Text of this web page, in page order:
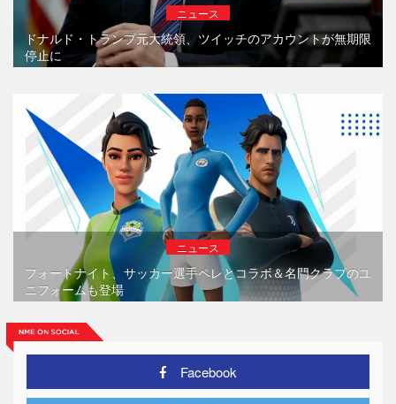
ニュース
ドナルド・トランプ元大統領、ツイッチのアカウントが無期限
停止に
ニュース
フォートナイト、サッカー選手ペレとコラボ＆名門クラブのユ
ニフォームも登場
Facebook